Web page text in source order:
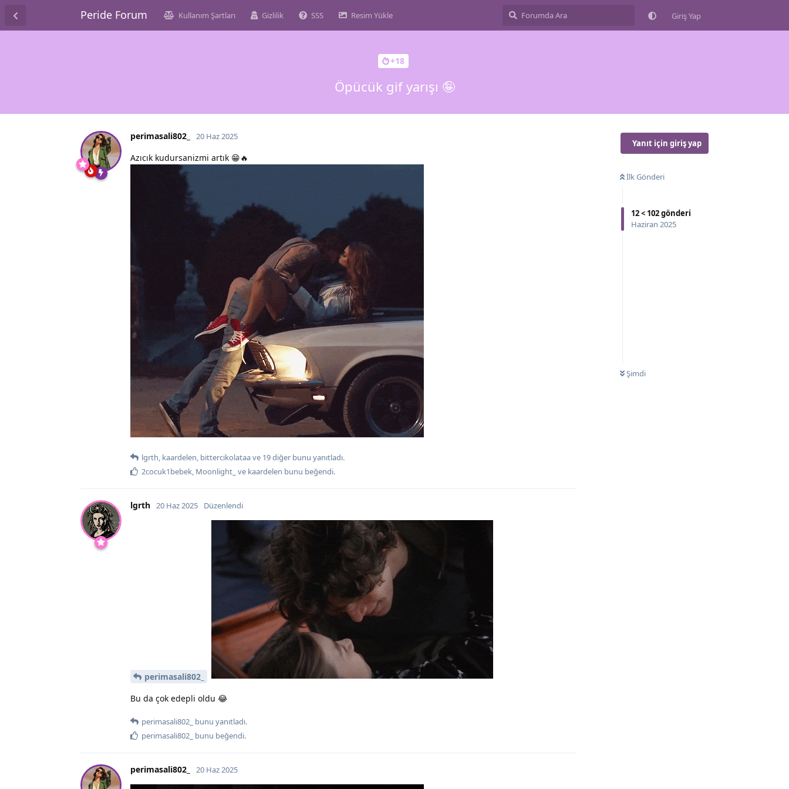
Peride Forum Kullanım Şartları Gizlilik SSS Resim Yükle Giriş Yap
+18
Öpücük gif yarışı 🤪
Yanıt için giriş yap
İlk Gönderi
12< 102gönderi
Haziran 2025
Şimdi
perimasali802_ 20 Haz 2025
Azıcık kudursanizmi artık 😁🔥
lgrth, kaardelen, bittercikolataave 19diğer bunu yanıtladı.
2cocuk1bebek, Moonlight_ ve kaardelen bunu beğendi.
lgrth 20 Haz 2025 Düzenlendi
perimasali802_
Bu da çok edepli oldu 😂
perimasali802_ bunu yanıtladı.
perimasali802_ bunu beğendi.
perimasali802_ 20 Haz 2025